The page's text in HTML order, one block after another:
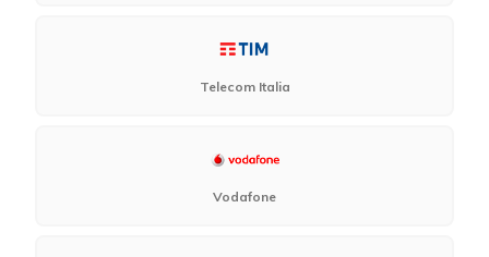
Telecom Italia
Vodafone